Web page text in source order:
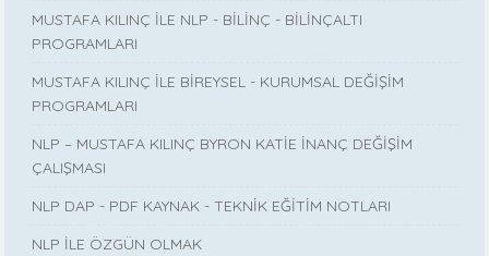
MUSTAFA KILINÇ İLE NLP - BİLİNÇ - BİLİNÇALTI
PROGRAMLARI
MUSTAFA KILINÇ İLE BİREYSEL - KURUMSAL DEĞİŞİM
PROGRAMLARI
NLP – MUSTAFA KILINÇ BYRON KATİE İNANÇ DEĞİŞİM
ÇALIŞMASI
NLP DAP - PDF KAYNAK - TEKNİK EĞİTİM NOTLARI
NLP İLE ÖZGÜN OLMAK